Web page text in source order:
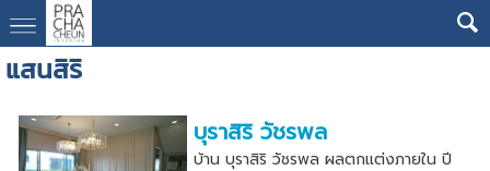
แสนสิริ
บุราสิริ วัชรพล
บ้าน บุราสิริ วัชรพล ผลตกแต่งภายใน ปี